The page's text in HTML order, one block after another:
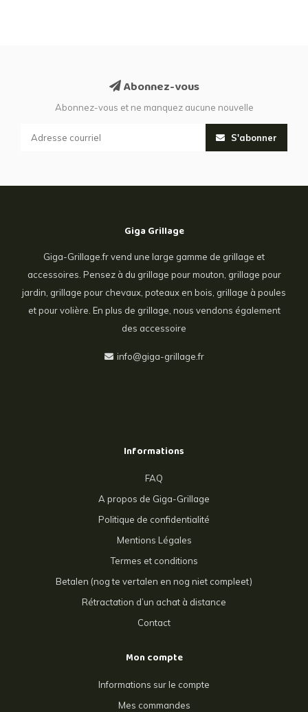
Abonnez-vous
Abonnez-vous et ne manquez aucune nouvelle
S'abonner
Giga Grillage
Giga-Grillage.fr vend une large gamme de grillage et
accessoires. Pensez à du grillage pour mouton, grillage pour
jardin, grillage pour chevaux, poteaux en bois, grillage à poules
et pour volière. En plus de grillage, nous vendons également
des accessoire
info@giga-grillage.fr
Informations
FAQ
A propos de Giga-Grillage
Politique de confidentialité
Mentions Légales
Termes et conditions
Betalen (nog te vertalen en nog niet compleet)
Rétractation d’un achat à distance
Contact
Mon compte
Informations sur le compte
Mes commandes